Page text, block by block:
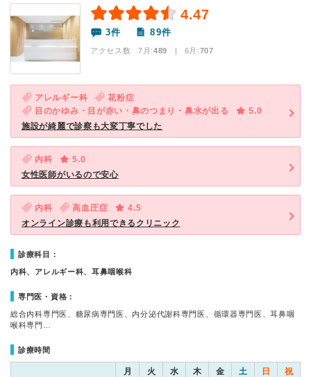
4.47
3件 89件
アクセス数 7月:489 | 6月:707
アレルギー科
花粉症
目のかゆみ・目が赤い・鼻のつまり・鼻水が出る
5.0
施設が綺麗で診察も大変丁寧でした
内科
5.0
女性医師がいるので安心
内科 高血圧症
4.5
オンライン診療も利用できるクリニック
診療科目：
内科、アレルギー科、耳鼻咽喉科
専門医・資格：
総合内科専門医、糖尿病専門医、内分泌代謝科専門医、循環器専門医、耳鼻咽
喉科専門…
診療時間
月 火 水 木 金 土 日 祝